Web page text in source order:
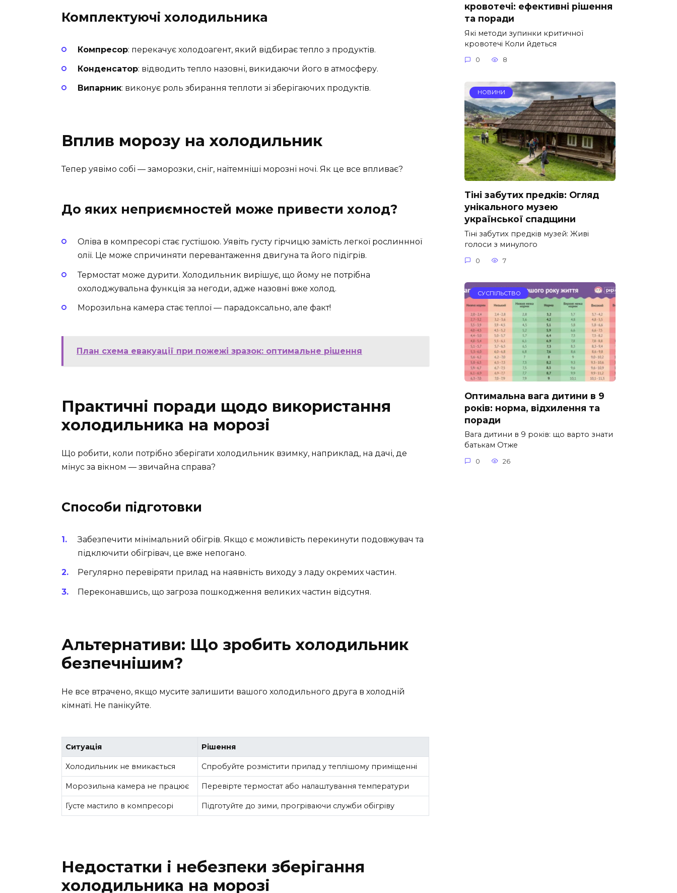
Комплектуючі холодильника
Компресор: перекачує холодоагент, який відбирає тепло з продуктів.
Конденсатор: відводить тепло назовні, викидаючи його в атмосферу.
Випарник: виконує роль збирання теплоти зі зберігаючих продуктів.
Вплив морозу на холодильник
Тепер уявімо собі — заморозки, сніг, наітемніші морозні ночі. Як це все впливає?
До яких неприємностей може привести холод?
Оліва в компресорі стає густішою. Уявіть густу гірчицю замість легкої рослиннної
олії. Це може спричиняти перевантаження двигуна та його підігрів.
Термостат може дурити. Холодильник вирішує, що йому не потрібна
охолоджувальна функція за негоди, адже назовні вже холод.
Морозильна камера стає теплої — парадоксально, але факт!
План схема евакуації при пожежі зразок: оптимальне рішення
Практичні поради щодо використання
холодильника на морозі
Що робити, коли потрібно зберігати холодильник взимку, наприклад, на дачі, де
мінус за вікном — звичайна справа?
Способи підготовки
Забезпечити мінімальний обігрів. Якщо є можливість перекинути подовжувач та
підключити обігрівач, це вже непогано.
Регулярно перевіряти прилад на наявність виходу з ладу окремих частин.
Переконавшись, що загроза пошкодження великих частин відсутня.
Альтернативи: Що зробить холодильник
безпечнішим?
Не все втрачено, якщо мусите залишити вашого холодильного друга в холодній
кімнаті. Не панікуйте.
Ситуація Рішення
Холодильник не вмикається Спробуйте розмістити прилад у теплішому приміщенні
Морозильна камера не працює Перевірте термостат або налаштування температури
Густе мастило в компресорі Підготуйте до зими, прогріваючи служби обігріву
Недостатки і небезпеки зберігання
холодильника на морозі
кровотечі: ефективні рішення
та поради
Які методи зупинки критичної
кровотечі Коли йдеться
0 8
НОВИНИ
Тіні забутих предків: Огляд
унікального музею
української спадщини
Тіні забутих предків музей: Живі
голоси з минулого
0 7
СУСПІЛЬСТВО
Оптимальна вага дитини в 9
років: норма, відхилення та
поради
Вага дитини в 9 років: що варто знати
батькам Отже
0 26